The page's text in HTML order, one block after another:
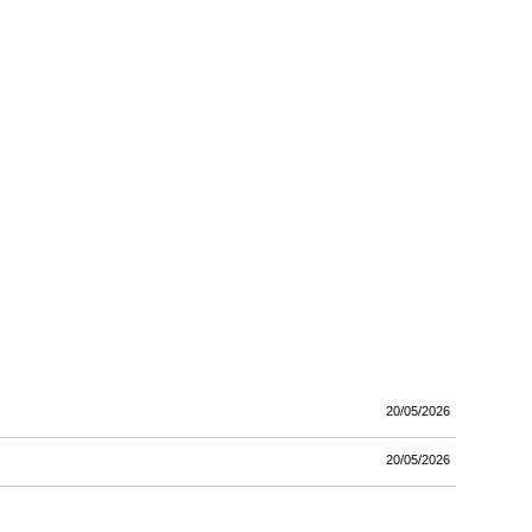
20/05/2026
20/05/2026